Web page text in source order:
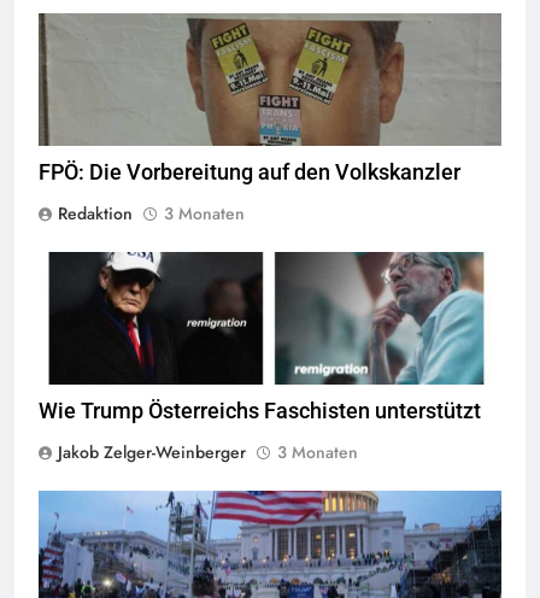
© linkswende.org, CC-BY-SA-1.0
FPÖ: Die Vorbereitung auf den Volkskanzler
Redaktion
3 Monaten
screenshot © Kontrast
Wie Trump Österreichs Faschisten unterstützt
Jakob Zelger-Weinberger
3 Monaten
Sturm aufs Kapitol,Quelle CC BY 2.0